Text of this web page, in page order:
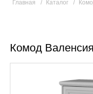
Главная / Каталог /
Комод